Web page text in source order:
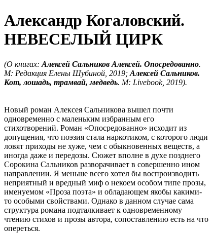
Александр Когаловский.
НЕВЕСЕЛЫЙ ЦИРК
(О книгах: Алексей Сальников Алексей. Опосредованно.
М: Редакция Елены Шубиной, 2019; Алексей Сальников.
Кот, лошадь, трамвай, медведь. М: Livebook, 2019).
Новый роман Алексея Сальникова вышел почти
одновременно с маленьким избранным его
стихотворений. Роман «Опосредованно» исходит из
допущения, что поэзия стала наркотиком, с которого люди
ловят приходы не хуже, чем с обыкновенных веществ, а
иногда даже и передозы. Сюжет вполне в духе позднего
Сорокина Сальников разворачивает в совершенно ином
направлении. Я меньше всего хотел бы воспроизводить
неприятный и вредный миф о некоем особом типе прозы,
именуемом «Проза поэта» и обладающем якобы какими-
то особыми свойствами. Однако в данном случае сама
структура романа подталкивает к одновременному
чтению стихов и прозы автора, сопоставлению есть на что
опереться.